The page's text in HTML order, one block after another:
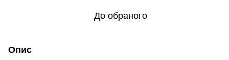
До обраного
Опис